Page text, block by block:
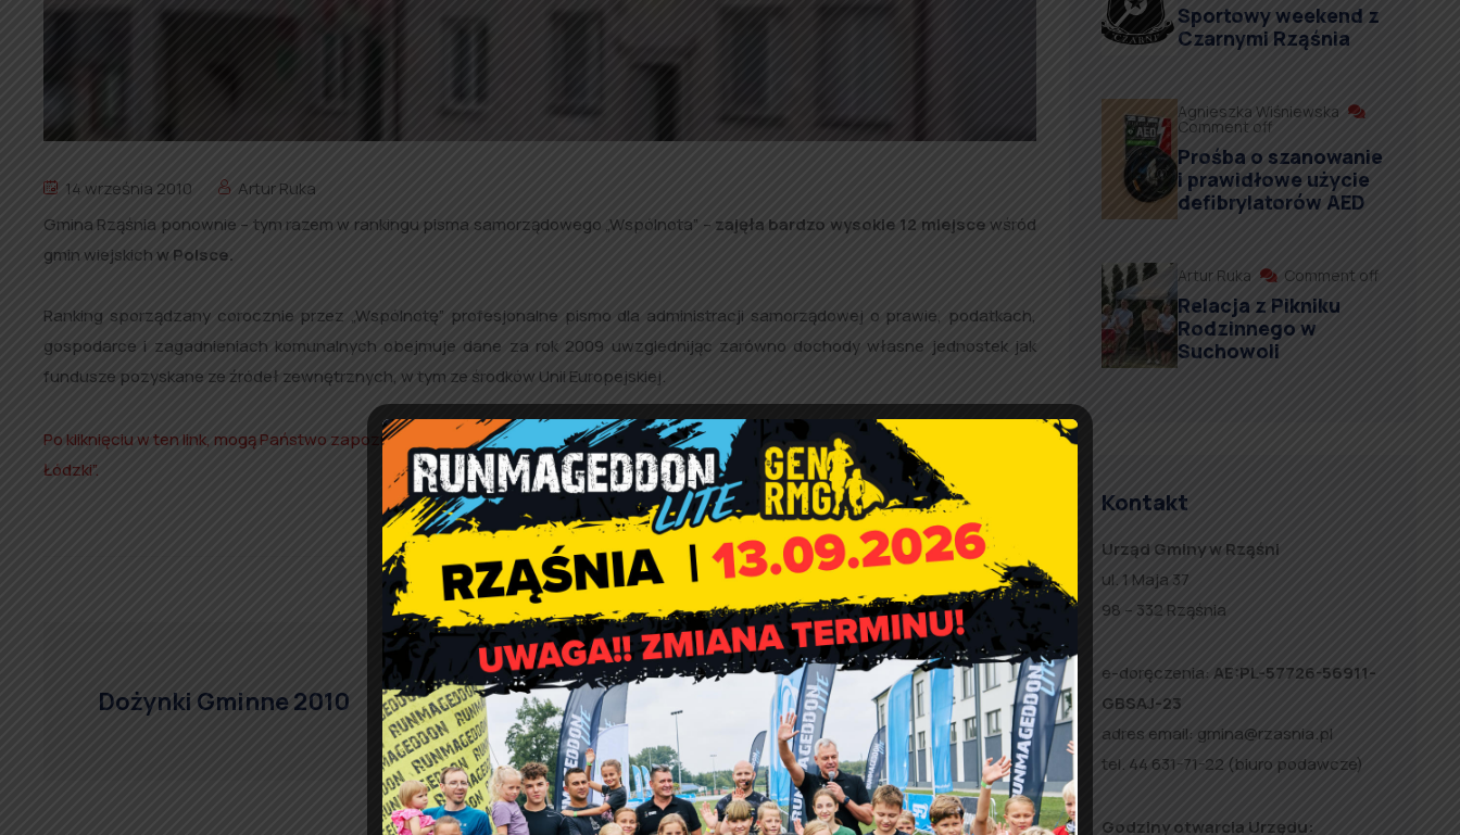
14 września 2010
Artur Ruka
Gmina Rząśnia ponownie – tym razem w rankingu pisma samorządowego „Wspólnota” – zajęła bardzo wysokie 12 miejscewśród
gmin wiejskichw Polsce.
Ranking sporządzany corocznie przez „Wspólnotę” profesjonalne pismo dla administracji samorządowej o prawie, podatkach,
gospodarce i zagadnieniach komunalnych obejmuje dane za rok 2009 uwzglednijąc zarówno dochody własne jednostek jak
fundusze pozyskane ze źródeł zewnętrznych, w tym ze środków Unii Europejskiej.
Po kliknięciu w ten link, mogą Państwo zapoznać się z artykułem na temat rankingu opublikowanym w „Polska-The Times – Dziennik
Łódzki”.
Dożynki Gminne 2010 Dożynki Gminne 2010 – relacja
Sportowy weekend z
Czarnymi Rząśnia
Agnieszka Wiśniewska
Comment off
Prośba o szanowanie
i prawidłowe użycie
defibrylatorów AED
Artur Ruka Comment off
Relacja z Pikniku
Rodzinnego w
Suchowoli
Kontakt
Urząd Gminy w Rząśni
ul. 1 Maja 37
98 – 332 Rząśnia
e-doręczenia: AE:PL-57726-56911-
GBSAJ-23
adres email: gmina@rzasnia.pl
tel. 44 631-71-22 (biuro podawcze)
Godziny otwarcia Urzędu: